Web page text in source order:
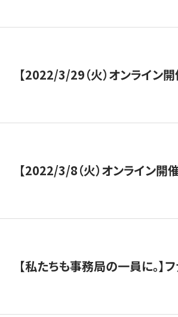
【2022/3/29（火）オンライン
【2022/3/8（火）オンライン
【私たちも事務局の一員に。